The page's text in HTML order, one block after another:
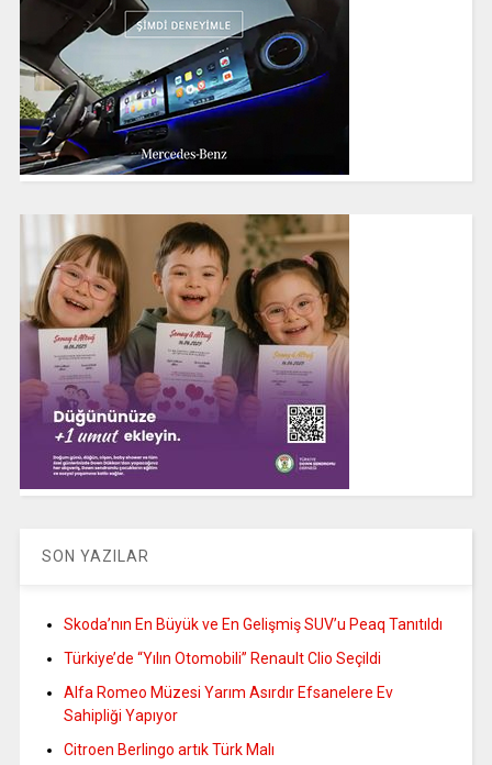
SON YAZILAR
Skoda’nın En Büyük ve En Gelişmiş SUV’u Peaq Tanıtıldı
Türkiye’de “Yılın Otomobili” Renault Clio Seçildi
Alfa Romeo Müzesi Yarım Asırdır Efsanelere Ev
Sahipliği Yapıyor
Citroen Berlingo artık Türk Malı